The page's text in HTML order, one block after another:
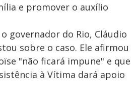
e promover o auxílio
governador do Rio, Cláudio
sobre o caso. Ele afirmou
"não ficará impune" e que
à Vítima dará apoio